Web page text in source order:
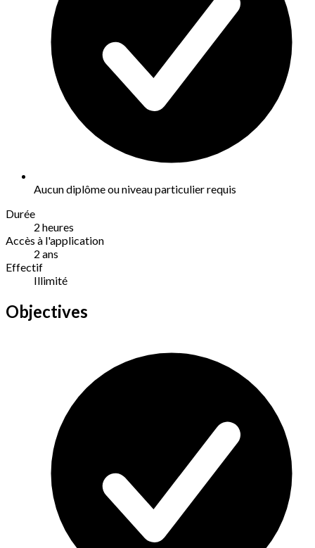
Aucun diplôme ou niveau particulier requis
Durée
2 heures
Accès à l'application
2 ans
Effectif
Illimité
Objectives